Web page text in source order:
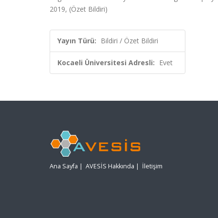
2019, (Özet Bildiri)
Yayın Türü: Bildiri / Özet Bildiri
Kocaeli Üniversitesi Adresli: Evet
Ana Sayfa | AVESİS Hakkında | İletişim